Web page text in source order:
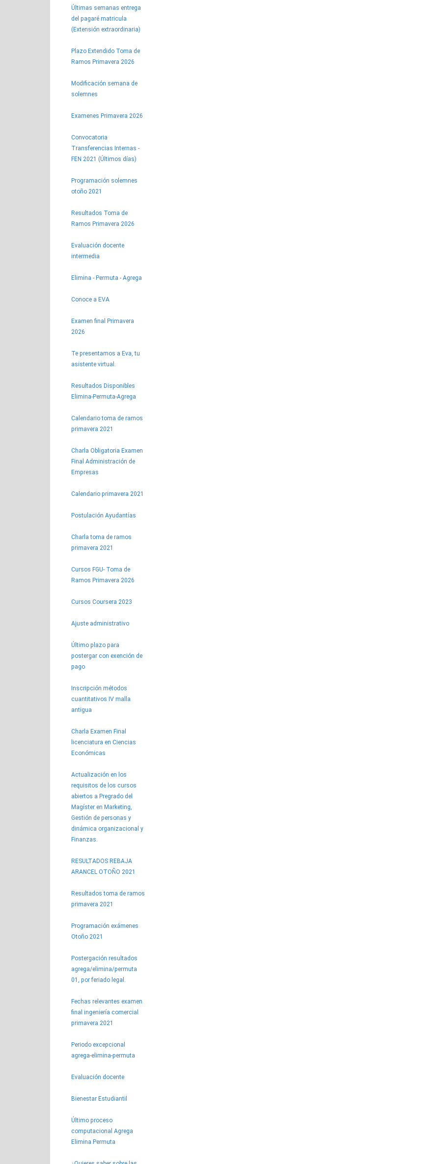
Últimas semanas entrega
del pagaré matricula
(Extensión extraordinaria)
Plazo Extendido Toma de
Ramos Primavera 2026
Modificación semana de
solemnes
Examenes Primavera 2026
Convocatoria
Transferencias Internas -
FEN 2021 (Últimos días)
Programación solemnes
otoño 2021
Resultados Toma de
Ramos Primavera 2026
Evaluación docente
intermedia
Elimina - Permuta - Agrega
Conoce a EVA
Examen final Primavera
2026
Te presentamos a Eva, tu
asistente virtual.
Resultados Disponibles
Elimina-Permuta-Agrega
Calendario toma de ramos
primavera 2021
Charla Obligatoria Examen
Final Administración de
Empresas
Calendario primavera 2021
Postulación Ayudantías
Charla toma de ramos
primavera 2021
Cursos FGU- Toma de
Ramos Primavera 2026
Cursos Coursera 2023
Ajuste administrativo
Último plazo para
postergar con exención de
pago
Inscripción métodos
cuantitativos IV malla
antigua
Charla Examen Final
licenciatura en Ciencias
Económicas
Actualización en los
requisitos de los cursos
abiertos a Pregrado del
Magíster en Marketing,
Gestión de personas y
dinámica organizacional y
Finanzas.
RESULTADOS REBAJA
ARANCEL OTOÑO 2021
Resultados toma de ramos
primavera 2021
Programación exámenes
Otoño 2021
Postergación resultados
agrega/elimina/permuta
01, por feriado legal.
Fechas relevantes examen
final ingeniería comercial
primavera 2021
Periodo excepcional
agrega-elimina-permuta
Evaluación docente
Bienestar Estudiantil
Último proceso
computacional Agrega
Elimina Permuta